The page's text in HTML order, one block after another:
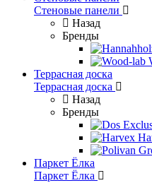
Стеновые панели
Назад
Бренды
Террасная доска
Террасная доска
Назад
Бренды
Паркет Ёлка
Паркет Ёлка